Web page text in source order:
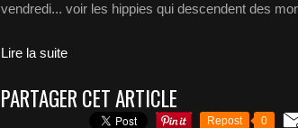
vendredi... voir les hippies qui descendent des
Lire la suite
PARTAGER CET ARTICLE
Repost 0